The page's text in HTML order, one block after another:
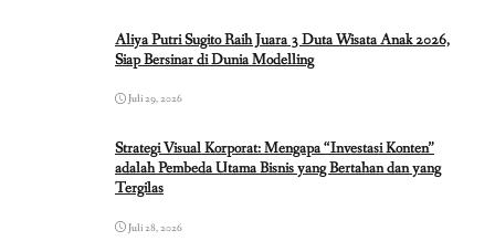
Aliya Putri Sugito Raih Juara 3 Duta Wisata Anak 2026,
Siap Bersinar di Dunia Modelling
Juli 29, 2026
Strategi Visual Korporat: Mengapa “Investasi Konten”
adalah Pembeda Utama Bisnis yang Bertahan dan yang
Tergilas
Juli 28, 2026